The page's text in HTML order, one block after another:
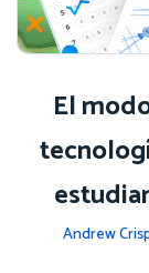
El
Andrew